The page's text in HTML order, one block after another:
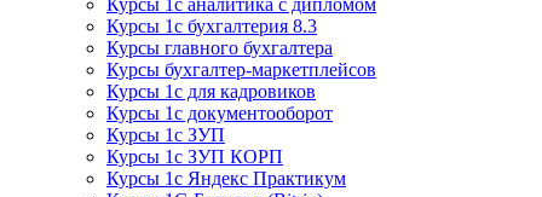
Курсы 1с аналитика с дипломом
Курсы 1с бухгалтерия 8.3
Курсы главного бухгалтера
Курсы бухгалтер-маркетплейсов
Курсы 1с для кадровиков
Курсы 1с документооборот
Курсы 1с ЗУП
Курсы 1с ЗУП КОРП
Курсы 1с Яндекс Практикум